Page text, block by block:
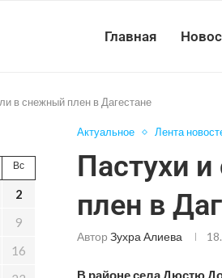
Главная
в снежный плен в Дагестане
Актуальное Лента
Пастухи
плен в
Автор Зухра Алиева
В районе села Дюстю
Вс
2
9
16